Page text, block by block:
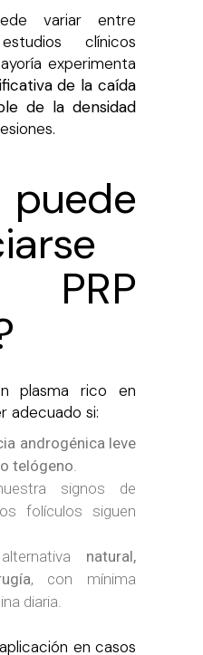
variar entre
clínicos
experimenta
de la caída
de la densidad
puede
plasma rico en
adecuado si:
androgénica leve
telógeno
signos de
folículos siguen
natural,
, con mínima
diaria.
en casos